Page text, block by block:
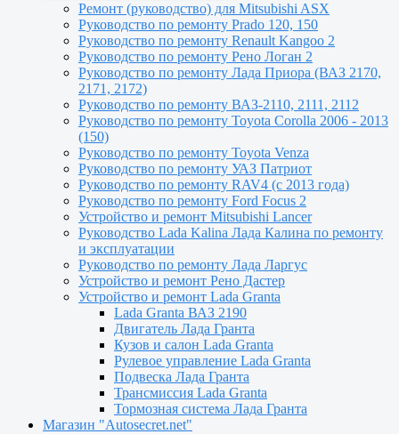
Ремонт (руководство) для Mitsubishi ASX
Руководство по ремонту Prado 120, 150
Руководство по ремонту Renault Kangoo 2
Руководство по ремонту Рено Логан 2
Руководство по ремонту Лада Приора (ВАЗ 2170,
2171, 2172)
Руководство по ремонту ВАЗ-2110, 2111, 2112
Руководство по ремонту Toyota Сorolla 2006 - 2013
(150)
Руководство по ремонту Toyota Venza
Руководство по ремонту УАЗ Патриот
Руководство по ремонту RAV4 (с 2013 года)
Руководство по ремонту Ford Focus 2
Устройство и ремонт Mitsubishi Lancer
Руководство Lada Kalina Лада Калина по ремонту
и эксплуатации
Руководство по ремонту Лада Ларгус
Устройство и ремонт Рено Дастер
Устройство и ремонт Lada Granta
Lada Granta ВАЗ 2190
Двигатель Лада Гранта
Кузов и салон Lada Granta
Рулевое управление Lada Granta
Подвеска Лада Гранта
Трансмиссия Lada Granta
Тормозная система Лада Гранта
Магазин "Autosecret.net"